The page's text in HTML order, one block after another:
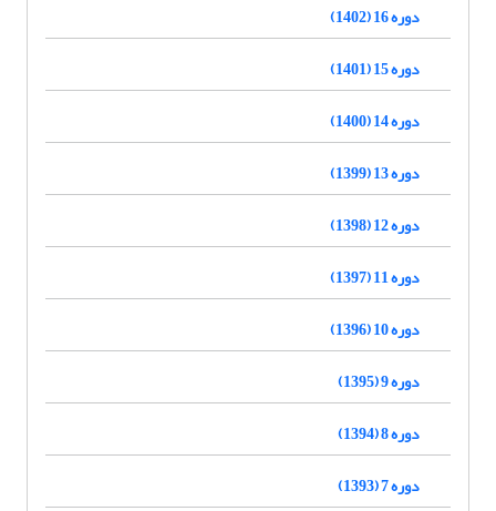
دوره 16 (1402)
دوره 15 (1401)
دوره 14 (1400)
دوره 13 (1399)
دوره 12 (1398)
دوره 11 (1397)
دوره 10 (1396)
دوره 9 (1395)
دوره 8 (1394)
دوره 7 (1393)